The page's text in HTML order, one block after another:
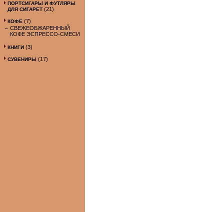
ПОРТСИГАРЫ И ФУТЛЯРЫ
ДЛЯ СИГАРЕТ (21)
КОФЕ (7)
СВЕЖЕОБЖАРЕННЫЙ
КОФЕ ЭСПРЕССО-СМЕСИ
КНИГИ (3)
СУВЕНИРЫ (17)